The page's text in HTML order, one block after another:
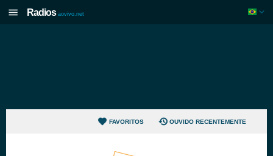
Radios aovivo.net
FAVORITOS OUVIDO RECENTEMENTE